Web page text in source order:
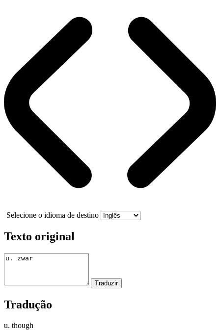
Selecione o idioma de destino
Texto original
Tradução
u. though